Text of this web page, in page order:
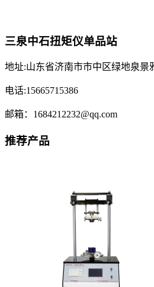
三泉中石扭矩仪单品站
地址:山东省济南市市中区绿地泉景
电话:15665715386
邮箱：1684212232@qq.com
推荐产品